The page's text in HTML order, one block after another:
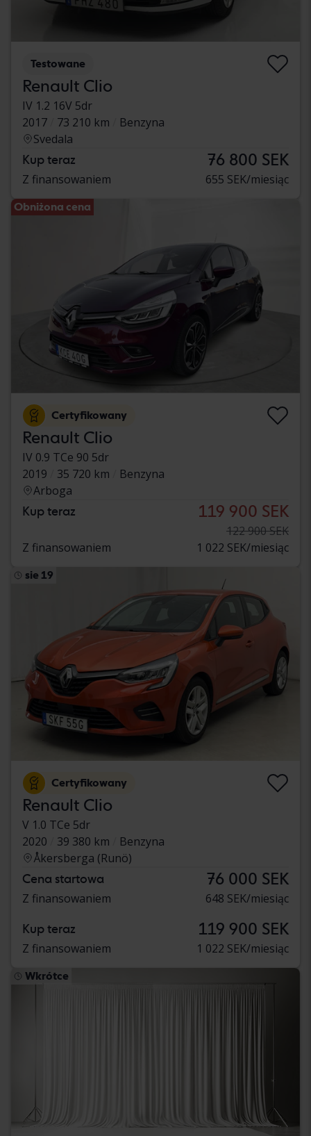
Testowane
Renault Clio
IV 1.2 16V 5dr
2017
73 210 km
Benzyna
Svedala
Kup teraz 76 800 SEK
Z finansowaniem 655 SEK/miesiąc
Obniżona cena
Certyfikowany
Renault Clio
IV 0.9 TCe 90 5dr
2019
35 720 km
Benzyna
Arboga
Kup teraz 119 900 SEK
122 900 SEK
Z finansowaniem
1 022 SEK/miesiąc
sie 19
Certyfikowany
Renault Clio
V 1.0 TCe 5dr
2020
39 380 km
Benzyna
Åkersberga (Runö)
Cena startowa 76 000 SEK
Z finansowaniem 648 SEK/miesiąc
Kup teraz 119 900 SEK
Z finansowaniem 1 022 SEK/miesiąc
Wkrótce